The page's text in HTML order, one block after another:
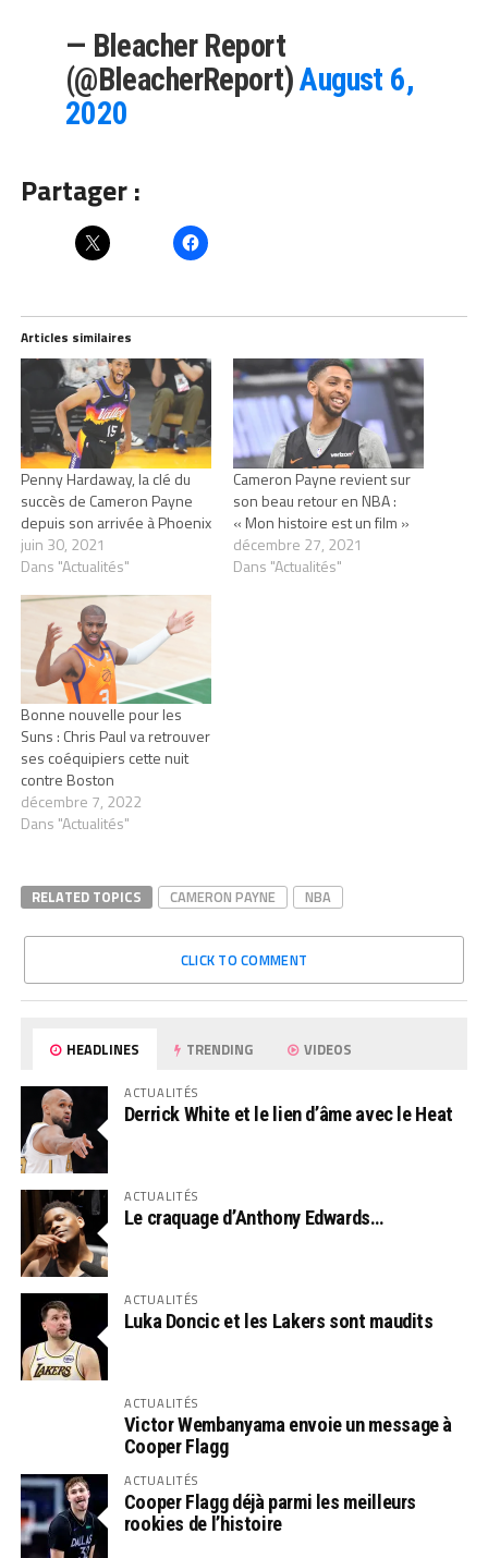
— Bleacher Report
(@BleacherReport)August 6,
2020
Partager :
Articles similaires
Penny Hardaway, la clé du
succès de Cameron Payne
depuis son arrivée à Phoenix
juin 30, 2021
Dans "Actualités"
Cameron Payne revient sur
son beau retour en NBA :
« Mon histoire est un film »
décembre 27, 2021
Dans "Actualités"
Bonne nouvelle pour les
Suns : Chris Paul va retrouver
ses coéquipiers cette nuit
contre Boston
décembre 7, 2022
Dans "Actualités"
RELATED TOPICS CAMERON PAYNE NBA
CLICK TO COMMENT
HEADLINES TRENDING VIDEOS
ACTUALITÉS
Derrick White et le lien d’âme avec le Heat
ACTUALITÉS
Le craquage d’Anthony Edwards…
ACTUALITÉS
Luka Doncic et les Lakers sont maudits
ACTUALITÉS
Victor Wembanyama envoie un message à
Cooper Flagg
ACTUALITÉS
Cooper Flagg déjà parmi les meilleurs
rookies de l’histoire